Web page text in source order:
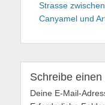
Strasse zwischen
Canyamel und
Schreibe
Deine E-Mail-